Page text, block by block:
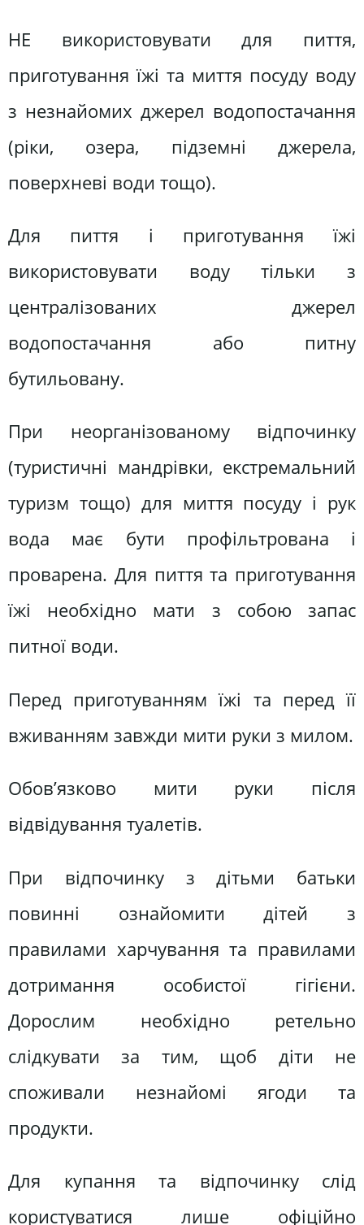
НЕ використовувати для пиття,
приготування їжі та миття посуду воду
з незнайомих джерел водопостачання
(ріки, озера, підземні джерела,
поверхневі води тощо).
Для пиття і приготування їжі
використовувати воду тільки з
централізованих джерел
водопостачання або питну
бутильовану.
При неорганізованому відпочинку
(туристичні мандрівки, екстремальний
туризм тощо) для миття посуду і рук
вода має бути профільтрована і
проварена. Для пиття та приготування
їжі необхідно мати з собою запас
питної води.
Перед приготуванням їжі та перед її
вживанням завжди мити руки з милом.
Обов’язково мити руки після
відвідування туалетів.
При відпочинку з дітьми батьки
повинні ознайомити дітей з
правилами харчування та правилами
дотримання особистої гігієни.
Дорослим необхідно ретельно
слідкувати за тим, щоб діти не
споживали незнайомі ягоди та
продукти.
Для купання та відпочинку слід
користуватися лише офіційно